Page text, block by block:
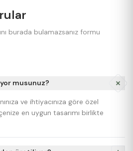
burada bulamazsanız formu
musunuz?
ve ihtiyacınıza göre özel
en uygun tasarımı birlikte